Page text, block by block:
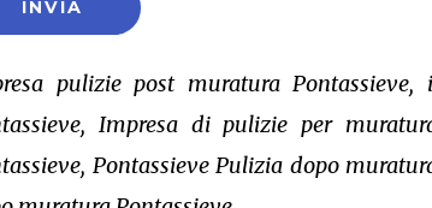
pulizie post muratura
Impresa di pulizie per
Pontassieve Pulizia dopo